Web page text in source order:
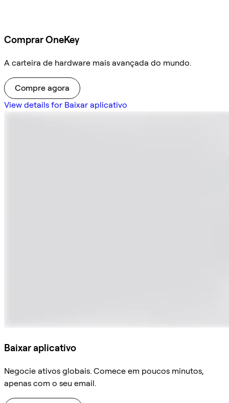
Comprar OneKey
A carteira de hardware mais avançada do mundo.
Compre agora
View details for Baixar aplicativo
Baixar aplicativo
Negocie ativos globais. Comece em poucos minutos,
apenas com o seu email.